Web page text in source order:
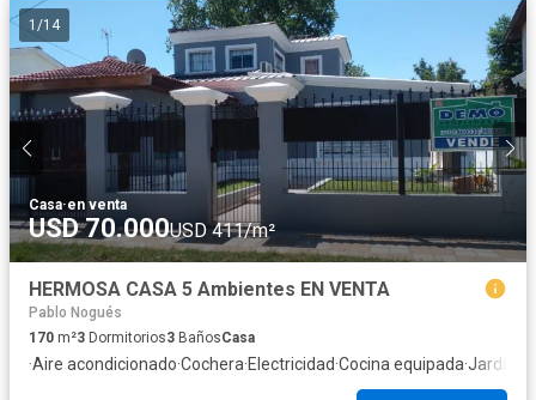
1 /14
Casa·en venta
USD 70.000USD 411/m²
HERMOSA CASA 5 Ambientes EN VENTA
Pablo Nogués
170 m²3 Dormitorios3 BañosCasa
·Aire acondicionado·Cochera·Electricidad·Cocina equipada·Jardín